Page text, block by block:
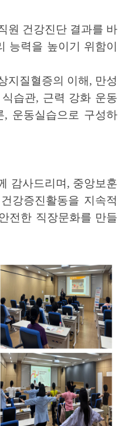
원 건강진단 결과를 바
능력을 높이기 위함이
지질혈증의 이해 , 만성
습관, 근력 강화 운동
, 운동실습으로 구성하
감사드리며 , 중앙보훈
강증진활동을 지속적
전한 직장문화를 만들